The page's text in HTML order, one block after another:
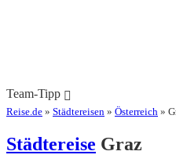
Team-Tipp
Reise.de » Städtereisen » Österreich »
Städtereise Graz